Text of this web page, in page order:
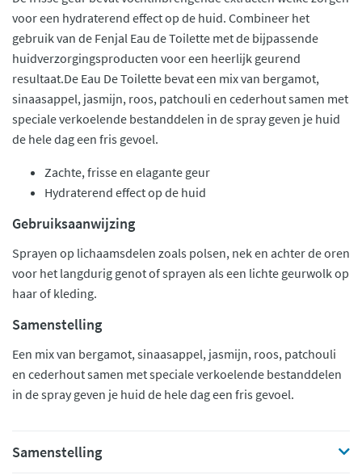
voor een hydraterend effect op de huid. Combineer het
gebruik van de Fenjal Eau de Toilette met de bijpassende
huidverzorgingsproducten voor een heerlijk geurend
resultaat.De Eau De Toilette bevat een mix van bergamot,
sinaasappel, jasmijn, roos, patchouli en cederhout samen met
speciale verkoelende bestanddelen in de spray geven je huid
de hele dag een fris gevoel.
Zachte, frisse en elagante geur
Hydraterend effect op de huid
Gebruiksaanwijzing
Sprayen op lichaamsdelen zoals polsen, nek en achter de oren
voor het langdurig genot of sprayen als een lichte geurwolk op
haar of kleding.
Samenstelling
Een mix van bergamot, sinaasappel, jasmijn, roos, patchouli
en cederhout samen met speciale verkoelende bestanddelen
in de spray geven je huid de hele dag een fris gevoel.
Samenstelling